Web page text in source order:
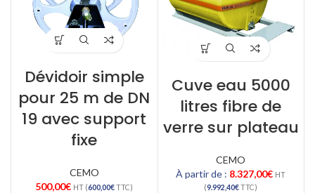
Dévidoir simple
pour 25 m de DN
19 avec support
fixe
CEMO
500,00€ HT (600,00€TTC)
Cuve eau 5000
litres fibre de
verre sur plateau
CEMO
À partir de : 8.327,00€ HT
(9.992,40€TTC)